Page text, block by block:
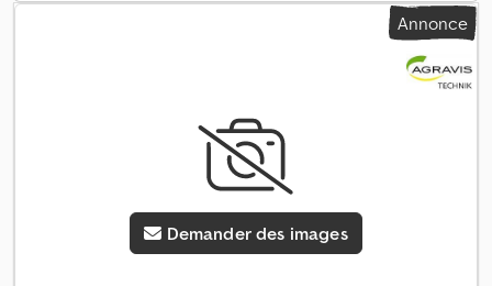
Annonce
Demander des images